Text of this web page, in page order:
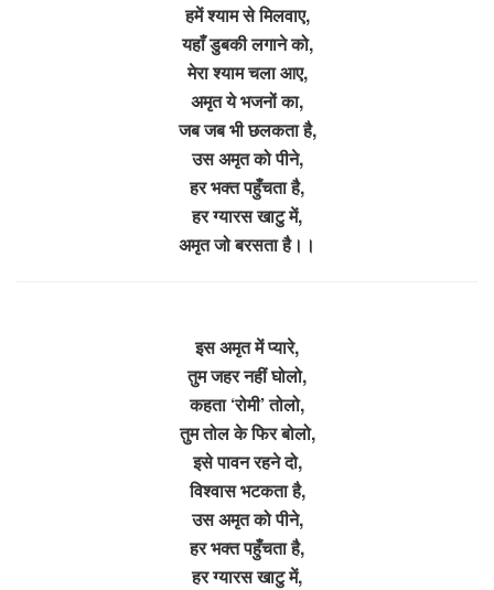
हमें श्याम से मिलवाए,
यहाँ डुबकी लगाने को,
मेरा श्याम चला आए,
अमृत ये भजनों का,
जब जब भी छलकता है,
उस अमृत को पीने,
हर भक्त पहुँचता है,
हर ग्यारस खाटु में,
अमृत जो बरसता है।।
इस अमृत में प्यारे,
तुम जहर नहीं घोलो,
कहता ‘रोमी’ तोलो,
तुम तोल के फिर बोलो,
इसे पावन रहने दो,
विश्वास भटकता है,
उस अमृत को पीने,
हर भक्त पहुँचता है,
हर ग्यारस खाटु में,